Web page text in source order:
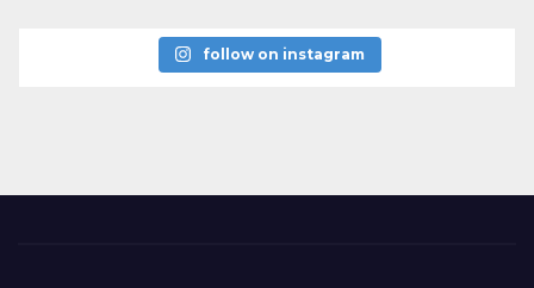
follow on instagram